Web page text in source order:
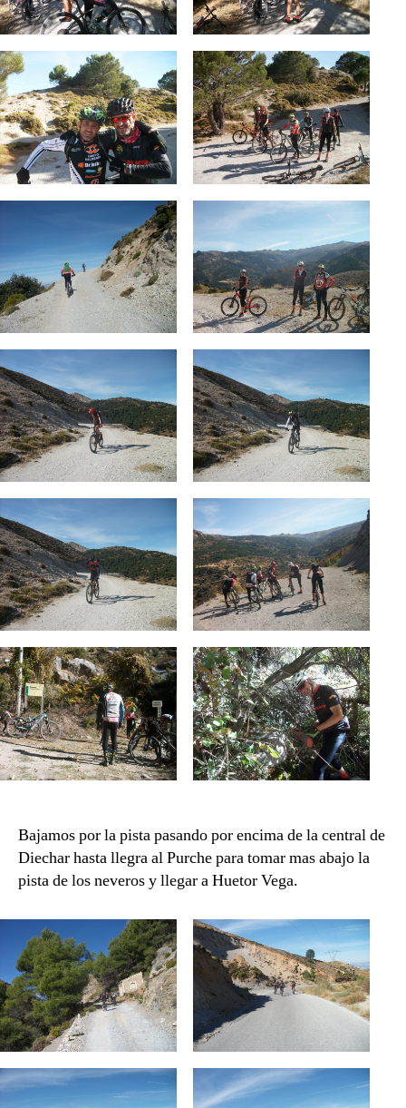
Bajamos por la pista pasando por encima de la central de
Diechar hasta llegra al Purche para tomar mas abajo la
pista de los neveros y llegar a Huetor Vega.